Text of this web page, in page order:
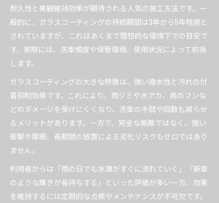
耐久性と美観維持効果が期待される人気の施工方法です。一
般的に、ガラスコーティングの持続期間は3年から5年程度と
されていますが、これはあくまで理想的な環境下での目安で
す。実際には、洗車頻度や保管環境、使用状況によって前後
します。
ガラスコーティングの大きな特徴は、強い撥水性と汚れの付
着抑制効果です。これにより、雨ジミや水アカ、鳥のフンな
どのダメージを受けにくくなり、洗車の手間や回数も減らせ
るメリットがあります。一方で、完全な無敵ではなく、強い
衝撃や摩擦、長期間の放置による劣化リスクもゼロではあり
ません。
利用者からは「雨の日でも水滴がすぐに流れていく」「新車
のような輝きが長持ちする」といった評価が多い一方、効果
を維持するには定期的な点検やメンテナンスが不可欠です。